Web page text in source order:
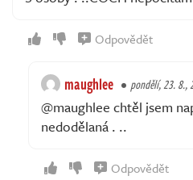
Odpovědět
maughlee pondělí, 23. 8.,
@maughlee chtěl jsem
nedodělaná . ..
Odpovědět